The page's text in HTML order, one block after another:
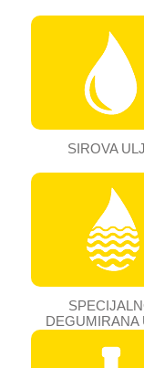
SIROVA
DEGUMIRANA